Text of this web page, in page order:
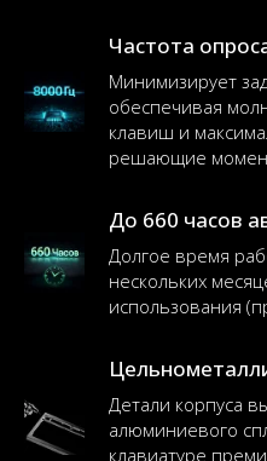
Частота
Минимизирует
обеспечивая
клавиш и
решающие
До 660 часов
Долгое время
нескольких
использования
Детали корпуса
алюминиевого
клавиатуре